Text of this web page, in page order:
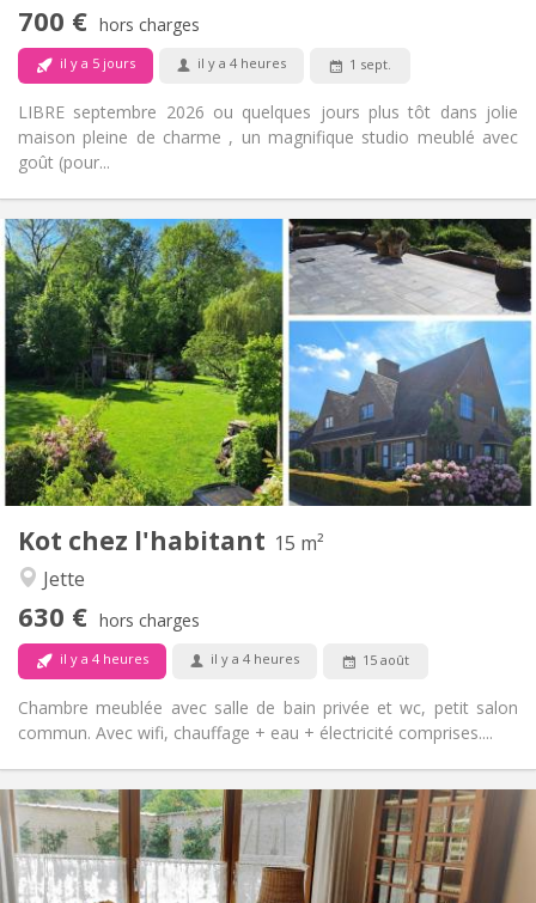
700 € hors charges
il y a 5 jours il y a 4 heures 1 sept.
LIBRE septembre 2026 ou quelques jours plus tôt dans jolie
maison pleine de charme , un magnifique studio meublé avec
goût (pour...
Kot chez l'habitant 15 m²
Jette
630 € hors charges
il y a 4 heures il y a 4 heures 15 août
Chambre meublée avec salle de bain privée et wc, petit salon
commun. Avec wifi, chauffage + eau + électricité comprises....
Infos Pratiques
Loyer:
Charges:
150 €
Durée:
12 mois, 11 mois, 10 mois, 5-6 mois
Domiciliation:
Acceptée
Aménagement
Salle de bain:
Privée
Cuisine:
Commune
Superficie:
15 m
2
Pièces privées:
1
Infos Pratiques
Loyer:
430 €
Charges:
120 €